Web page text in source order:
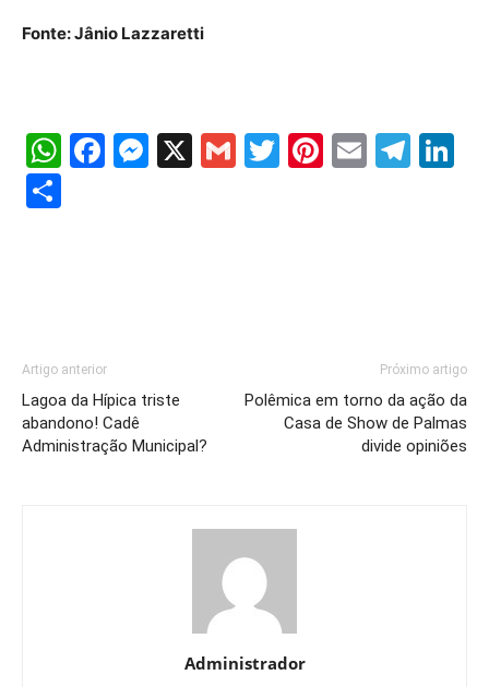
Fonte: Jânio Lazzaretti
WhatsApp
Facebook
Messenger
X GmailTwitter
Pinterest
Email
Artigo anterior
Lagoa da Hípica triste
abandono! Cadê
Administração Municipal?
Próximo artigo
Polêmica em torno da ação da
Casa de Show de Palmas
divide opiniões
Administrador